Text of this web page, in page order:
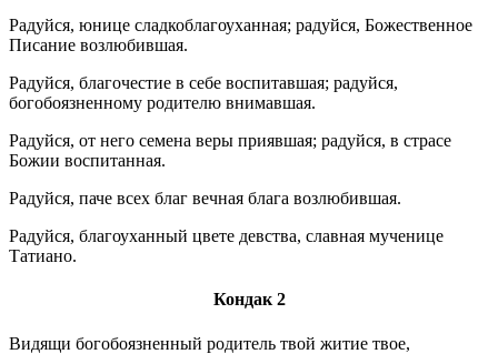
Радуйся, юнице сладкоблагоуханная; радуйся, Божественное
Писание возлюбившая.
Радуйся, благочестие в себе воспитавшая; радуйся,
богобоязненному родителю внимавшая.
Радуйся, от него семена веры приявшая; радуйся, в страсе
Божии воспитанная.
Радуйся, паче всех благ вечная блага возлюбившая.
Радуйся, благоуханный цвете девства, славная мученице
Татиано.
Кондак 2
Видящи богобоязненный родитель твой житие твое,